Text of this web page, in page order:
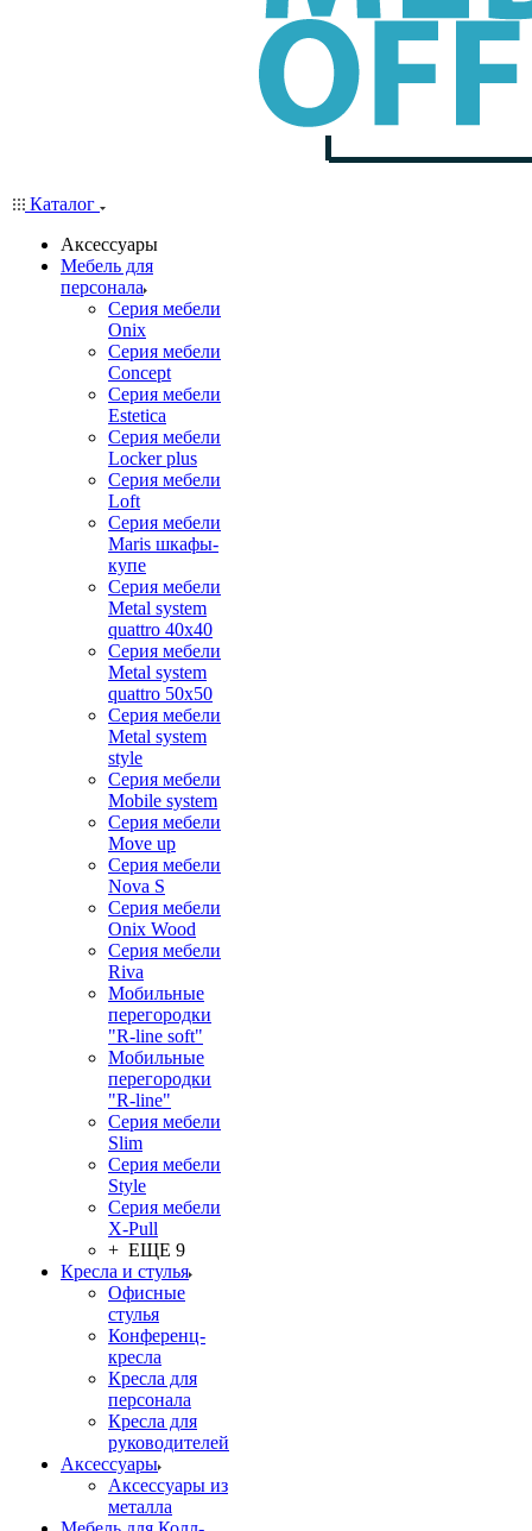
Каталог
Аксессуары
Мебель для
персонала
Серия мебели
Onix
Серия мебели
Concept
Серия мебели
Estetica
Серия мебели
Locker plus
Серия мебели
Loft
Серия мебели
Maris шкафы-
купе
Серия мебели
Metal system
quattro 40x40
Серия мебели
Metal system
quattro 50x50
Серия мебели
Metal system
style
Серия мебели
Mobile system
Серия мебели
Move up
Серия мебели
Nova S
Серия мебели
Onix Wood
Серия мебели
Riva
Мобильные
перегородки
"R-line soft"
Мобильные
перегородки
"R-line"
Серия мебели
Slim
Серия мебели
Style
Серия мебели
X-Pull
+ ЕЩЕ 9
Кресла и стулья
Офисные
стулья
Конференц-
кресла
Кресла для
персонала
Кресла для
руководителей
Аксессуары
Аксессуары из
металла